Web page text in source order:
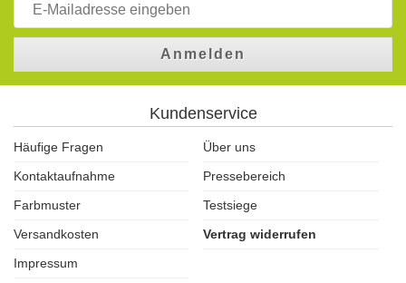
Anmelden
Kundenservice
Häufige Fragen
Über uns
Kontaktaufnahme
Pressebereich
Farbmuster
Testsiege
Versandkosten
Vertrag widerrufen
Impressum